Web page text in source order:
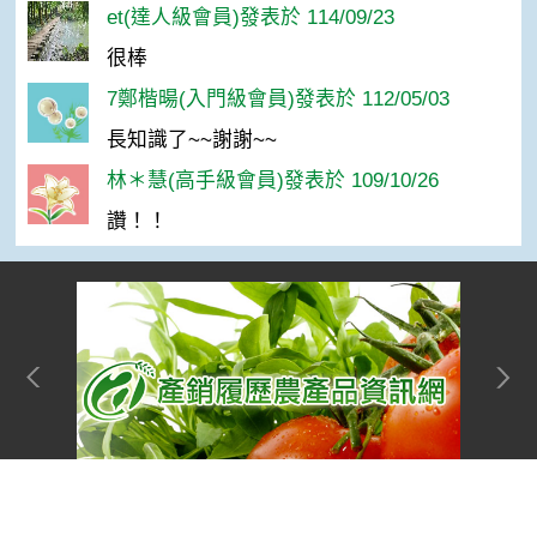
et(達人級會員)發表於 114/09/23
很棒
7鄭楷暘(入門級會員)發表於 112/05/03
長知識了~~謝謝~~
林＊慧(高手級會員)發表於 109/10/26
讚！！